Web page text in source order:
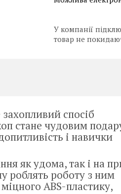
У компанії
товар не
спосіб
стане чудовим
і навички
як удома, так і на
роблять роботу з ним
ABS-пластику,